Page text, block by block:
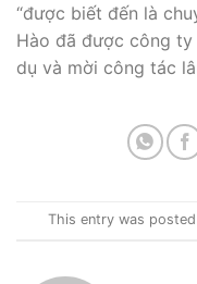
“được biết đến là
Hào đã được công ty
dụ và mời công tác
This entry was